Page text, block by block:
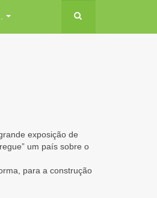
exposição de
um país sobre o
para a construção